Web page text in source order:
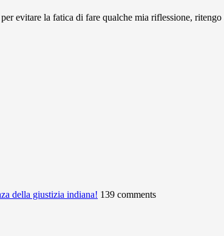
evitare la fatica di fare qualche mia riflessione, ritengo
della giustizia indiana! 139 comments